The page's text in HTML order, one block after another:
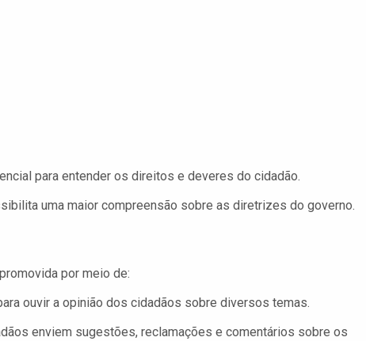
para entender os direitos e deveres do cidadão.
uma maior compreensão sobre as diretrizes do governo.
por meio de:
ouvir a opinião dos cidadãos sobre diversos temas.
enviem sugestões, reclamações e comentários sobre os